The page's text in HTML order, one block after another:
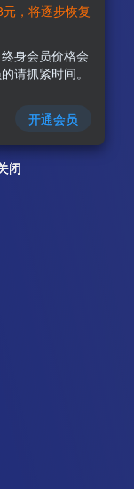
闭
闭
闭
闭
，将逐步恢复
身会员价格会
请抓紧时间。
开通会员